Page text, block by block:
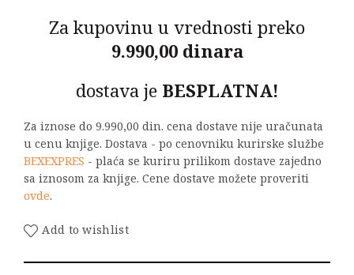
Za kupovinu u vrednosti preko
9.990,00 dinara
dostava je BESPLATNA!
Za iznose do 9.990,00 din. cena dostave nije uračunata
u cenu knjige. Dostava - po cenovniku kurirske službe
BEXEXPRES - plaća se kuriru prilikom dostave zajedno
sa iznosom za knjige. Cene dostave možete proveriti
ovde.
Add to wishlist